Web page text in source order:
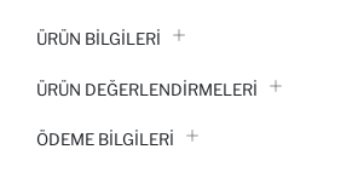
ÜRÜN BILGILERI
ÜRÜN DEĞERLENDİRMELERİ
ÖDEME BİLGİLERİ